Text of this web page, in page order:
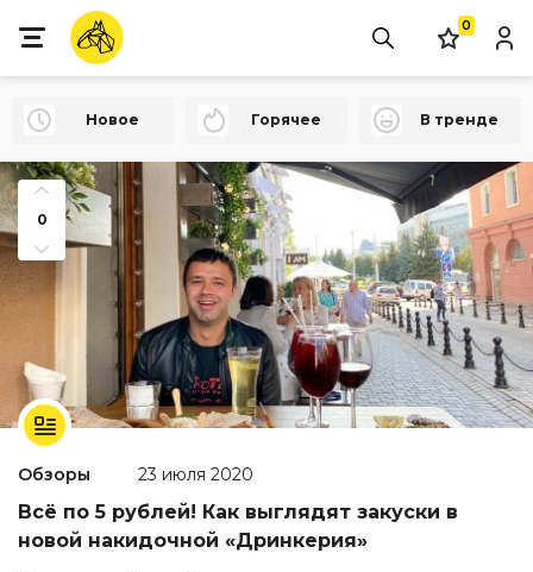
0
Новое Горячее В тренде
0
Обзоры 23 июля 2020
Всё по 5 рублей! Как выглядят закуски в
новой накидочной «Дринкерия»